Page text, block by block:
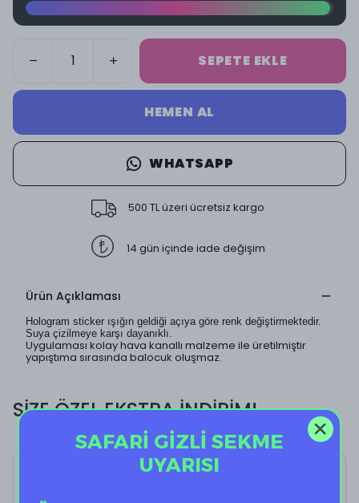
SEPETE EKLE
HEMEN AL
WHATSAPP
500 TL üzeri ücretsiz kargo
14 gün içinde iade değişim
Ürün Açıklaması
Hologram sticker ışığın geldiği açıya göre renk değiştirmektedir.
Suya çizilmeye karşı dayanıklı.
Uygulaması kolay hava kanallı malzeme ile üretilmiştir
yapıştıma sırasında balocuk oluşmaz.
SİZE ÖZEL EKSTRA İNDİRİM!
SAFARİ GİZLİ SEKME
UYARISI